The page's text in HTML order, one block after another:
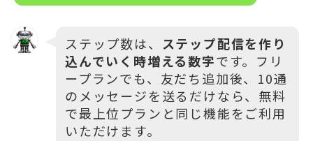
ステップ数は、 ステップ配信を作り
込んでいく時増える数字です。フリ
ープランでも、友だち追加後、10通
のメッセージを送るだけなら、無料
で最上位プランと同じ機能をご利用
いただけます。